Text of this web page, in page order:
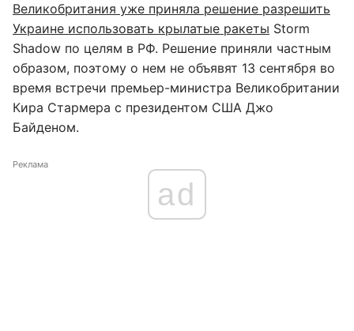
Великобритания уже приняла решение разрешить
Украине использовать крылатые ракеты Storm
Shadow по целям в РФ. Решение приняли частным
образом, поэтому о нем не объявят 13 сентября во
время встречи премьер-министра Великобритании
Кира Стармера с президентом США Джо
Байденом.
Реклама
ad